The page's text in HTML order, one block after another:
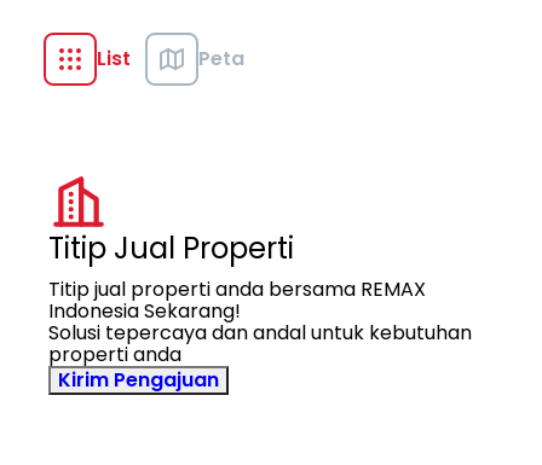
List Peta
Titip Jual Properti
Titip jual properti anda bersama REMAX
Indonesia Sekarang!
Solusi tepercaya dan andal untuk kebutuhan
properti anda
Kirim Pengajuan